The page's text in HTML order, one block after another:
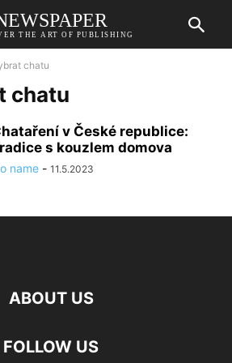
THE ART OF PUBLISHING
chatu
chatu
v České republice:
s kouzlem domova
name - 11.5.2023
ABOUT US
FOLLOW US